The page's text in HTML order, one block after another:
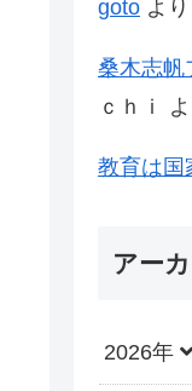
goto より
桑木志帆
ｃｈｉ
教育は国
アー
2026年